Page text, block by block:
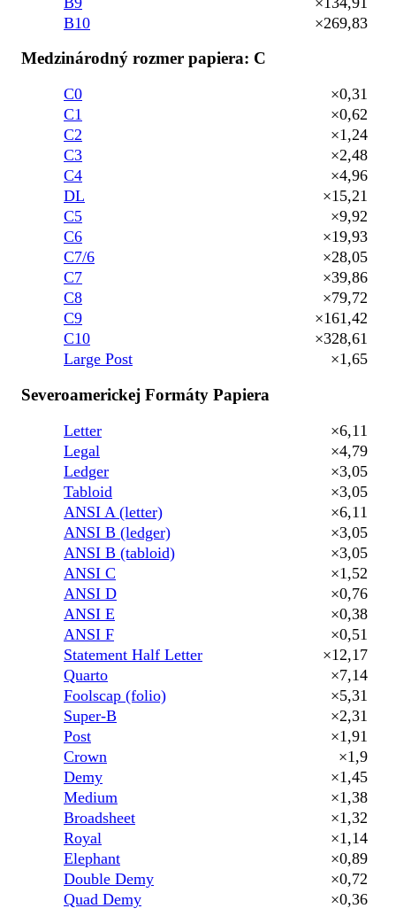
B10
×269,83
Medzinárodný rozmer papiera: C
C0
×0,31
C1
×0,62
C2
×1,24
C3
×2,48
C4
×4,96
DL
×15,21
C5
×9,92
C6
×19,93
C7/6
×28,05
C7
×39,86
C8
×79,72
C9
×161,42
C10
×328,61
Large Post
×1,65
Severoamerickej Formáty Papiera
Letter
×6,11
Legal
×4,79
Ledger
×3,05
Tabloid
×3,05
ANSI A (letter)
×6,11
ANSI B (ledger)
×3,05
ANSI B (tabloid)
×3,05
ANSI C
×1,52
ANSI D
×0,76
ANSI E
×0,38
ANSI F
×0,51
Statement Half Letter
×12,17
Quarto
×7,14
Foolscap (folio)
×5,31
Super-B
×2,31
Post
×1,91
Crown
×1,9
Demy
×1,45
Medium
×1,38
Broadsheet
×1,32
Royal
×1,14
Elephant
×0,89
Double Demy
×0,72
Quad Demy
×0,36